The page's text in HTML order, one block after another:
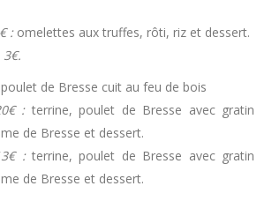
:omelettes aux truffes, rôti, riz et dessert.
3€.
poulet de Bresse cuit au feu de bois
:terrine, poulet de Bresse avec gratin
de Bresse et dessert.
:terrine, poulet de Bresse avec gratin
de Bresse et dessert.